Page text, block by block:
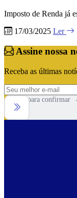
Imposto de Renda já
17/03/2025 Ler
Assine nossa
Receba as últimas
Arraste para confirmar